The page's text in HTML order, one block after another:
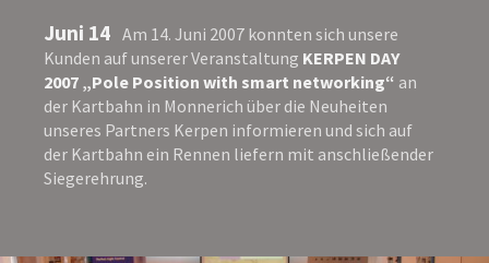
Juni 14 Am 14. Juni 2007 konnten sich unsere
Kunden auf unserer Veranstaltung KERPEN DAY
2007 „Pole Position with smart networking“ an
der Kartbahn in Monnerich über die Neuheiten
unseres Partners Kerpen informieren und sich auf
der Kartbahn ein Rennen liefern mit anschließender
Siegerehrung.